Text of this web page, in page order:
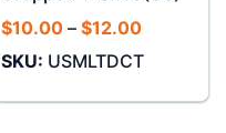
$10.00 – $12.00Khoảng
từ
đến
SKU: USMLTDCT